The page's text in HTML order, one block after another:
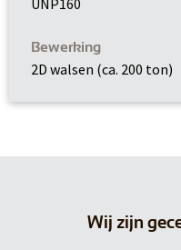
Bewerking
2D walsen (ca. 200 ton)
Wij zijn